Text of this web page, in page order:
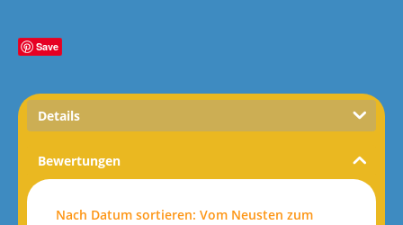
Save
Details
Bewertungen
Nach Datum sortieren: Vom Neusten zum